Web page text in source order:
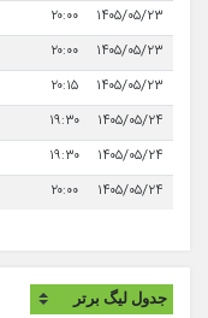
۱۴۰۵/۰۵/۲۳
۲۰:۰۰
۱۴۰۵/۰۵/۲۳
۲۰:۰۰
۱۴۰۵/۰۵/۲۳
۲۰:۱۵
۱۴۰۵/۰۵/۲۴
۱۹:۳۰
۱۴۰۵/۰۵/۲۴
۱۹:۳۰
۱۴۰۵/۰۵/۲۴
۲۰:۰۰